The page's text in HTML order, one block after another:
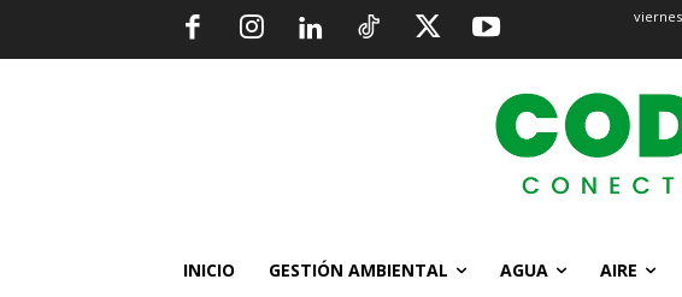
INICIO GESTIÓN AMBIENTAL AGUA AIRE